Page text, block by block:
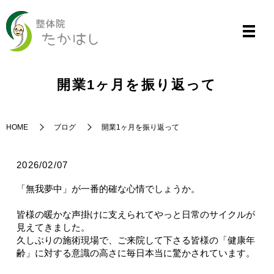
開業1ヶ月を振り返って
HOME ブログ 開業1ヶ月を振り返って
2026/02/07
「無我夢中」が一番的確な心情でしょうか。
皆様の暖かな声掛けに支えられてやっと日常のサイクルが
見えてきました。
久しぶりの施術現場で、ご来院して下さる皆様の「健康年
齢」に対する意識の高さに毎日本当に驚かされています。